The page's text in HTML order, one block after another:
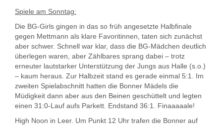
Spiele am Sonntag:
Die BG-Girls gingen in das so früh angesetzte Halbfinale
gegen Mettmann als klare Favoritinnen, taten sich zunächst
aber schwer. Schnell war klar, dass die BG-Mädchen deutlich
überlegen waren, aber Zählbares sprang dabei – trotz
erneuter lautstarker Unterstützung der Jungs aus Halle (s.o.)
– kaum heraus. Zur Halbzeit stand es gerade einmal 5:1. Im
zweiten Spielabschnitt hatten die Bonner Mädels die
Müdigkeit dann aber aus den Beinen geschüttelt und legten
einen 31:0-Lauf aufs Parkett. Endstand 36:1. Finaaaaale!
High Noon in Leer. Um Punkt 12 Uhr trafen die Bonner auf